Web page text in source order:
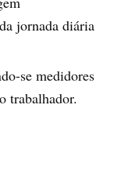
jornada diária
se medidores
trabalhador.